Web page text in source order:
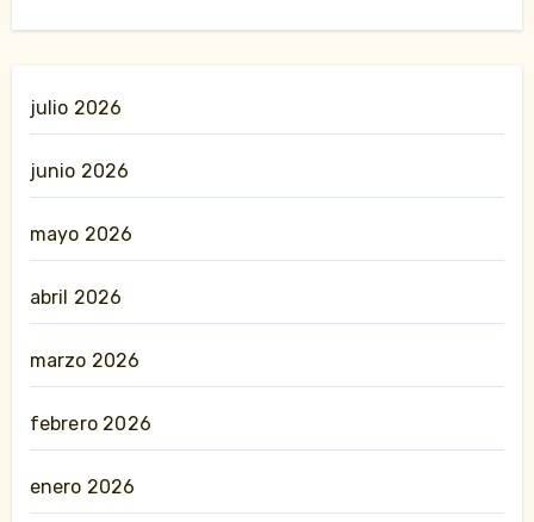
julio 2026
junio 2026
mayo 2026
abril 2026
marzo 2026
febrero 2026
enero 2026